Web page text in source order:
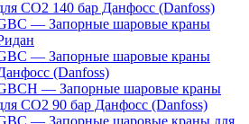
CO2 140 бар Данфосс (Danfoss)
— Запорные шаровые краны
— Запорные шаровые краны
(Danfoss)
— Запорные шаровые краны
CO2 90 бар Данфосс (Danfoss)
— Запорные шаровые краны для